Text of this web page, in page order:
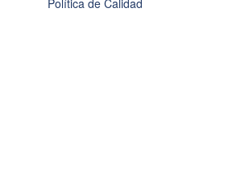
Política de Calidad